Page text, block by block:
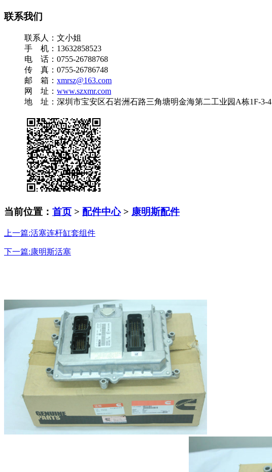
联系我们
联系人：文小姐
手 机：13632858523
电 话：0755-26788768
传 真：0755-26786748
邮 箱： xmrsz@163.com
网 址： www.szxmr.com
地 址：深圳市宝安区石岩洲石路三角塘明金海第二工业园A栋1F-3-4
当前位置： 首页 > 配件中心> 康明斯配件
上一篇:活塞连杆缸套组件
下一篇:康明斯活塞